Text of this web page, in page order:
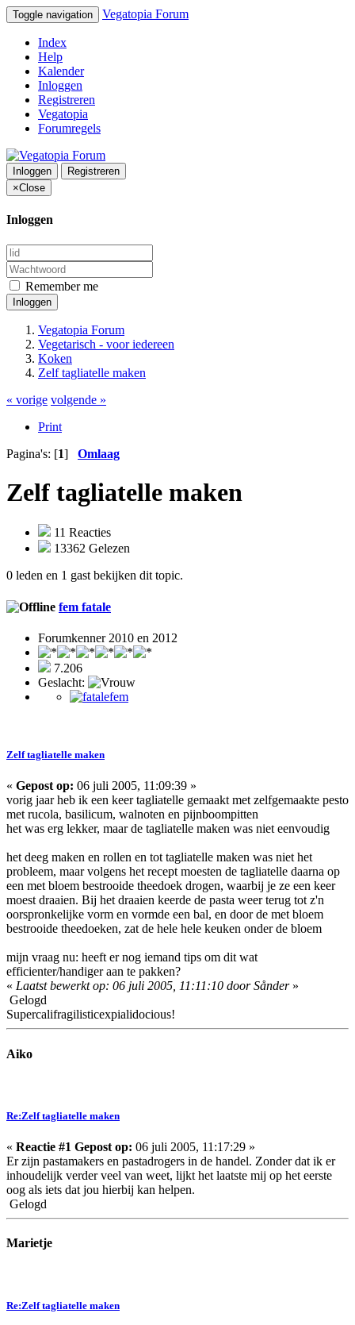
Toggle navigation Vegatopia Forum
Index
Help
Kalender
Inloggen
Registreren
Vegatopia
Forumregels
Inloggen
Registreren
×Close
Inloggen
Remember me
Inloggen
Vegatopia Forum
Vegetarisch - voor iedereen
Koken
Zelf tagliatelle maken
« vorige volgende »
Print
Pagina's: [1] Omlaag
Zelf tagliatelle maken
11 Reacties
13362 Gelezen
0 leden en 1 gast bekijken dit topic.
fem fatale
Forumkenner 2010 en 2012
7.206
Geslacht:
Zelf tagliatelle maken
« Gepost op: 06 juli 2005, 11:09:39 »
vorig jaar heb ik een keer tagliatelle gemaakt met zelfgemaakte pesto
met rucola, basilicum, walnoten en pijnboompitten
het was erg lekker, maar de tagliatelle maken was niet eenvoudig
het deeg maken en rollen en tot tagliatelle maken was niet het
probleem, maar volgens het recept moesten de tagliatelle daarna op
een met bloem bestrooide theedoek drogen, waarbij je ze een keer
moest draaien. Bij het draaien keerde de pasta weer terug tot z'n
oorspronkelijke vorm en vormde een bal, en door de met bloem
bestrooide theedoeken, zat de hele hele keuken onder de bloem
mijn vraag nu: heeft er nog iemand tips om dit wat
efficienter/handiger aan te pakken?
« Laatst bewerkt op: 06 juli 2005, 11:11:10 door Sånder»
Gelogd
Supercalifragilisticexpialidocious!
Aiko
Re:Zelf tagliatelle maken
« Reactie #1 Gepost op: 06 juli 2005, 11:17:29 »
Er zijn pastamakers en pastadrogers in de handel. Zonder dat ik er
inhoudelijk verder veel van weet, lijkt het laatste mij op het eerste
oog als iets dat jou hierbij kan helpen.
Gelogd
Marietje
Re:Zelf tagliatelle maken